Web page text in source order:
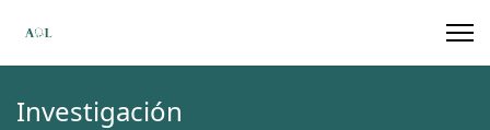
Investigación